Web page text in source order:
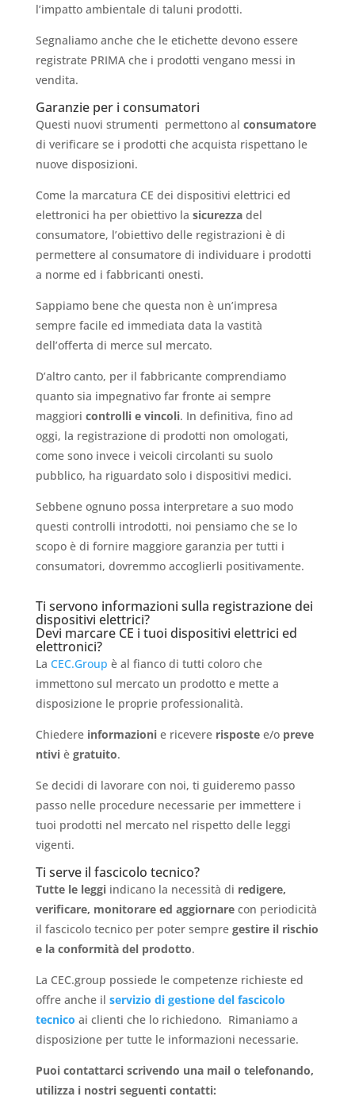
l’impatto ambientale di taluni prodotti.
Segnaliamo anche che le etichette devono essere
registrate PRIMA che i prodotti vengano messi in
vendita.
Garanzie per i consumatori
Questi nuovi strumenti permettono al consumatore
di verificare se i prodotti che acquista rispettano le
nuove disposizioni.
Come la marcatura CE dei dispositivi elettrici ed
elettronici ha per obiettivo la sicurezzadel
consumatore, l’obiettivo delle registrazioni è di
permettere al consumatore di individuare i prodotti
a norme ed i fabbricanti onesti.
Sappiamo bene che questa non è un’impresa
sempre facile ed immediata data la vastità
dell’offerta di merce sul mercato.
D’altro canto, per il fabbricante comprendiamo
quanto sia impegnativo far fronte ai sempre
maggiori controlli e vincoli. In definitiva, fino ad
oggi, la registrazione di prodotti non omologati,
come sono invece i veicoli circolanti su suolo
pubblico, ha riguardato solo i dispositivi medici.
Sebbene ognuno possa interpretare a suo modo
questi controlli introdotti, noi pensiamo che se lo
scopo è di fornire maggiore garanzia per tutti i
consumatori, dovremmo accoglierli positivamente.
Ti servono informazioni sulla registrazione dei
dispositivi elettrici?
Devi marcare CE i tuoi dispositivi elettrici ed
elettronici?
La CEC.Group è al fianco di tutti coloro che
immettono sul mercato un prodotto e mette a
disposizione le proprie professionalità.
Chiedere informazionie ricevere rispostee/o preve
ntiviè gratuito.
Se decidi di lavorare con noi, ti guideremo passo
passo nelle procedure necessarie per immettere i
tuoi prodotti nel mercato nel rispetto delle leggi
vigenti.
Ti serve il fascicolo tecnico?
Tutte le leggiindicano la necessità di redigere,
verificare, monitorare ed aggiornarecon periodicità
il fascicolo tecnico per poter sempre gestire il rischio
e la conformità del prodotto.
La CEC.group possiede le competenze richieste ed
offre anche il servizio di gestione del fascicolo
tecnico ai clienti che lo richiedono. Rimaniamo a
disposizione per tutte le informazioni necessarie.
Puoi contattarci scrivendo una mail o telefonando,
utilizza i nostri seguenti contatti: